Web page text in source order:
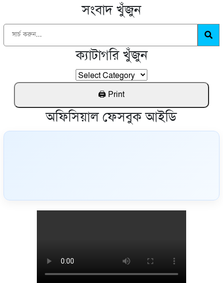
সংবাদ খুঁজুন
ক্যাটাগরি খুঁজুন
অফিসিয়াল ফেসবুক আইডি